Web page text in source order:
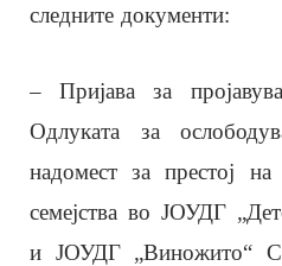
следните документи:
– Пријава за
Одлуката за
надомест за престој
семејства во ЈОУДГ
и ЈОУДГ „Виножито“